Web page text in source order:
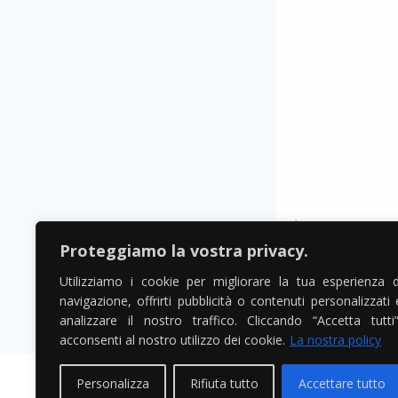
Proteggiamo la vostra privacy.
Utilizziamo i cookie per migliorare la tua esperienza
navigazione, offrirti pubblicità o contenuti personalizzati
analizzare il nostro traffico. Cliccando “Accetta
acconsenti al nostro utilizzo dei cookie. La nostra policy
Personalizza Rifiuta tutto Accettare tutto